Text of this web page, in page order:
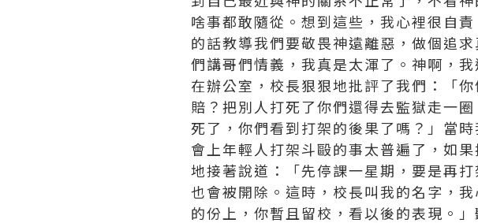
啥事都敢隨從。想到這些，我心裡很自
的話教導我們要敬畏神遠離惡，做個追求
們講哥們情義，我真是太渾了。神啊，
在辦公室，校長狠狠地批評了我們：「
賠？把別人打死了你們還得去監獄走一
死了，你們看到打架的後果了嗎？」當
會上年輕人打架斗毆的事太普遍了，如
地接著說道：「先停課一星期，要是再
也會被開除。這時，校長叫我的名字，
的份上，你暫且留校，看以後的表現。